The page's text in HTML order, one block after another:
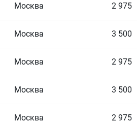
Москва 2 975
Москва 3 500
Москва 2 975
Москва 3 500
Москва 2 975